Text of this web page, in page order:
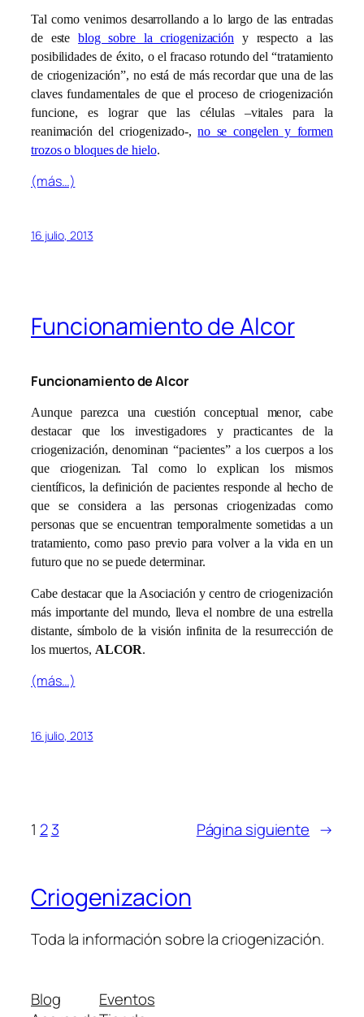
Tal como venimos desarrollando a lo largo de las entradas
de esteblog sobre la criogenización y respecto a las
posibilidades de éxito, o el fracaso rotundo del “tratamiento
de criogenización”, no está de más recordar que una de las
claves fundamentales de que el proceso de criogenización
funcione, es lograr que las células –vitales para la
reanimación del criogenizado-,no se congelen y formen
trozos o bloques de hielo.
(más…)
16 julio, 2013
Funcionamiento de Alcor
Funcionamiento de Alcor
Aunque parezca una cuestión conceptual menor, cabe
destacar que los investigadores y practicantes de la
criogenización, denominan “pacientes” a los cuerpos a los
que criogenizan. Tal como lo explican los mismos
científicos, la definición de pacientes responde al hecho de
que se considera a las personas criogenizadas como
personas que se encuentran temporalmente sometidas a un
tratamiento, como paso previo para volver a la vida en un
futuro que no se puede determinar.
Cabe destacar que la Asociación y centro de criogenización
más importante del mundo, lleva el nombre de una estrella
distante, símbolo de la visión infinita de la resurrección de
los muertos, ALCOR.
(más…)
16 julio, 2013
1 2 3 Página siguiente →
Criogenizacion
Toda la información sobre la criogenización.
Blog
Eventos